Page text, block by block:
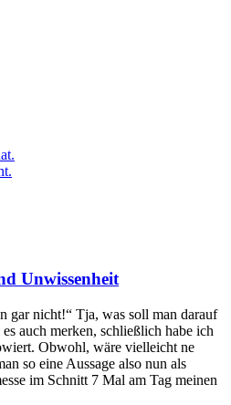
Unwissenheit
gar nicht!“ Tja, was soll man darauf
auch merken, schließlich habe ich
Obwohl, wäre vielleicht ne
so eine Aussage also nun als
im Schnitt 7 Mal am Tag meinen